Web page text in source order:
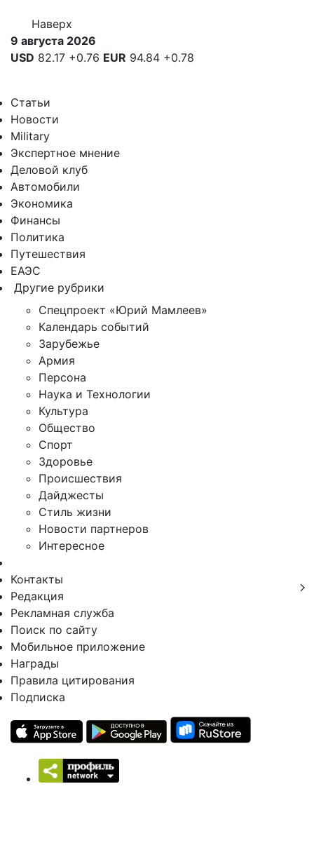
Наверх
9 августа 2026
USD 82.17 +0.76 EUR 94.84 +0.78
Статьи
Новости
Military
Экспертное мнение
Деловой клуб
Автомобили
Экономика
Финансы
Политика
Путешествия
ЕАЭС
Другие рубрики
Спецпроект «Юрий Мамлеев»
Календарь событий
Зарубежье
Армия
Персона
Наука и Технологии
Культура
Общество
Спорт
Здоровье
Происшествия
Дайджесты
Стиль жизни
Новости партнеров
Интересное
Контакты
Редакция
Рекламная служба
Поиск по сайту
Мобильное приложение
Награды
Правила цитирования
Подписка